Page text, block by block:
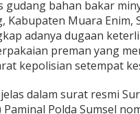
gudang bahan bakar
Kabupaten Muara Enim,
adanya dugaan
preman yang
kepolisian setempat
dalam surat resmi
Paminal Polda Sumsel